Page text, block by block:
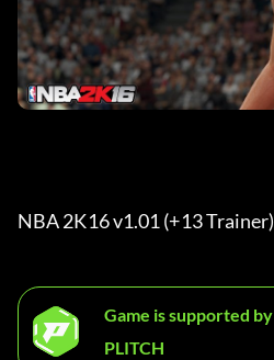
NBA 2K16 v1.01 (+13 Trainer)
Game is supported by
PLITCH